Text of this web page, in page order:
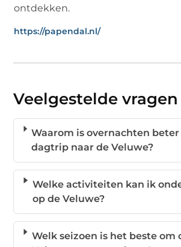
ontdekken.
https://papendal.nl/
Veelgestelde vragen
Waarom is overnachten beter
dagtrip naar de Veluwe?
Welke activiteiten kan ik
op de Veluwe?
Welk seizoen is het beste om